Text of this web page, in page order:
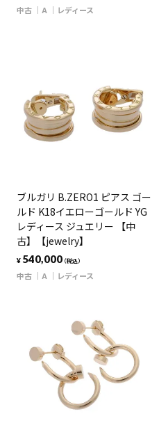
中古 A レディース
ブルガリ B.ZERO1 ピアス ゴー
ルド K18イエローゴールド YG
レディース ジュエリー 【中
古】【jewelry】
¥ 540,000（税込）
中古 A レディース